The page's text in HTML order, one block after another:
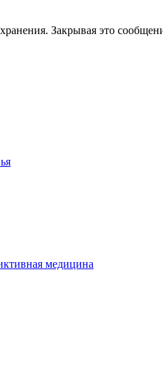
Закрывая это
медицина